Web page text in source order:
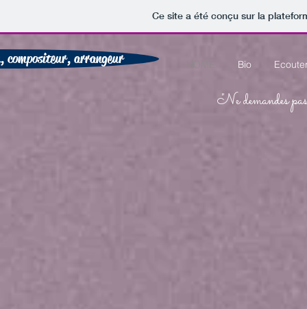
Ce site a été conçu sur la
compositeur, arrangeur Bio
"Ne demandes